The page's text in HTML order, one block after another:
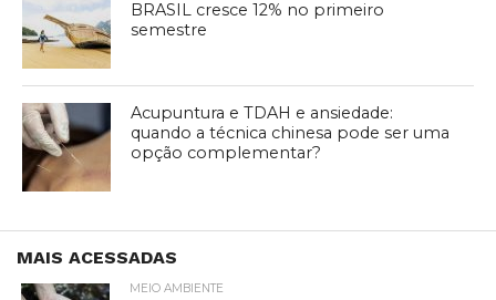
BRASIL cresce 12% no primeiro
semestre
Acupuntura e TDAH e ansiedade:
quando a técnica chinesa pode ser uma
opção complementar?
MAIS ACESSADAS
MEIO AMBIENTE